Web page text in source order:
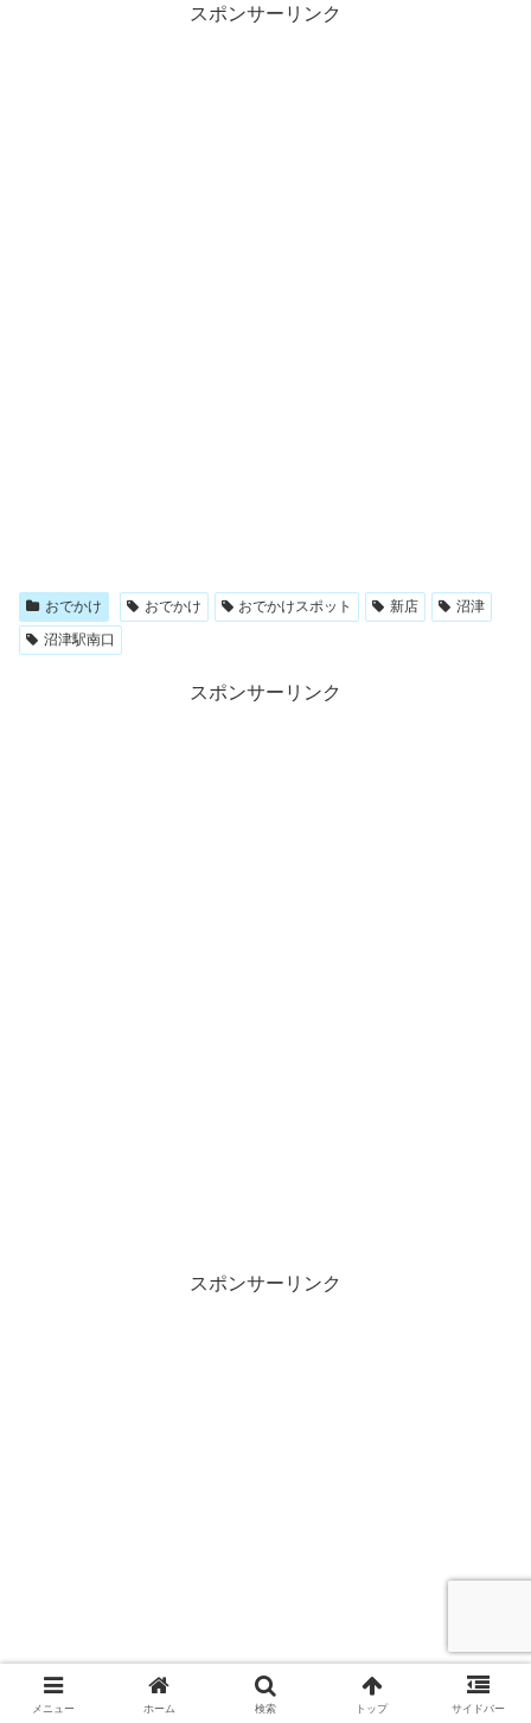
スポンサーリンク
おでかけ おでかけ おでかけスポット 新店
沼津
沼津駅南口
スポンサーリンク
スポンサーリンク
メニュー ホーム 検索 トップ サイドバー